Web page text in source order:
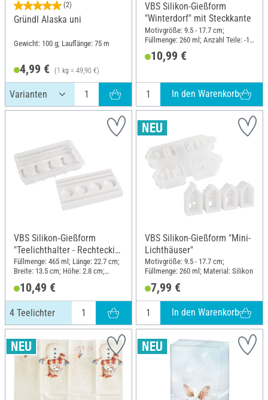
(2)
Gründl Alaska uni
Gewicht: 100 g; Lauflänge: 75 m
4,99 € (1 kg = 49,90 €)
VBS Silikon-Gießform
"Winterdorf" mit Steckkante
Motivgröße: 9.5 - 17.7 cm;
Füllmenge: 260 ml; Anzahl Teile: -1 -
10,99 €
In den Warenkorb
VBS Silikon‑Gießform
"Teelichthalter - Rechteckig"
mit Steckkante, 4 Teelichter
Füllmenge: 465 ml; Länge: 22.7 cm;
Breite: 13.5 cm; Höhe: 2.8 cm;
10,49 €
4 Teelichter
VBS Silikon-Gießform "Mini-
Lichthäuser"
Motivgröße: 9.5 - 17.7 cm;
Füllmenge: 260 ml; Material: Silikon
7,99 €
In den Warenkorb